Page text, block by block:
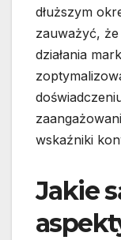
dłuższym
zauważyć,
działania
wskaźniki
Jakie